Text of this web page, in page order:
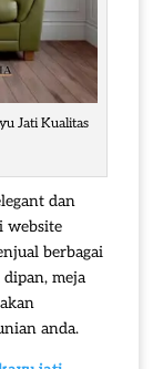
Jati Kualitas
dan
website
berbagai
meja
anda.